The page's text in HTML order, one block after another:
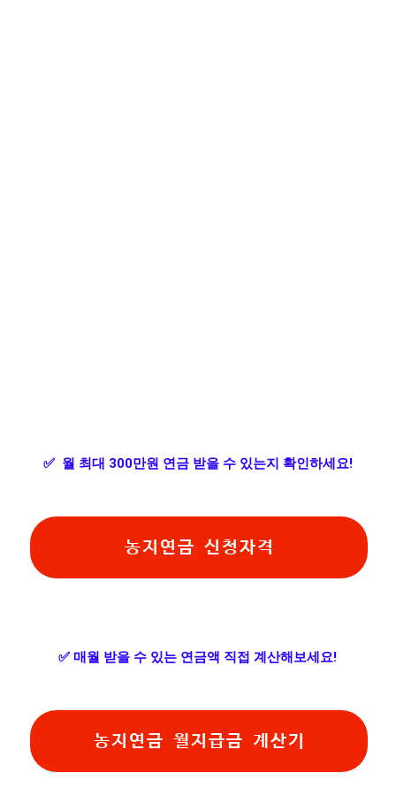
✅ 월 최대 300만원 연금 받을 수 있는지 확인하세요!
농지연금 신청자격
✅매월 받을 수 있는 연금액 직접 계산해보세요!
농지연금 월지급금 계산기